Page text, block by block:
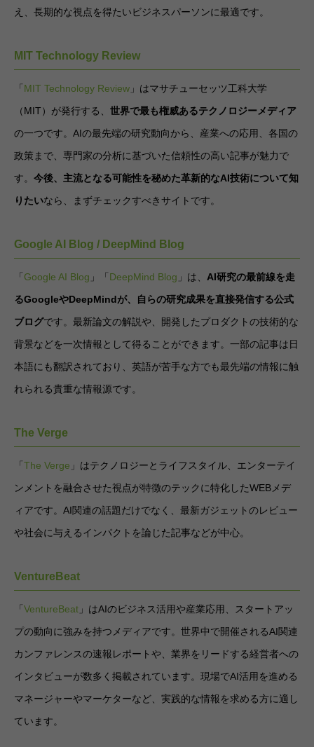
え、長期的な視点を得たいビジネスパーソンに最適です。
MIT Technology Review
「 MIT Technology Review 」はマサチューセッツ工科大学
（MIT）が発行する、 世界で最も権威あるテクノロジーメディア
の一つです。AIの最先端の研究動向から、産業への応用、各国の
政策まで、専門家の分析に基づいた信頼性の高い記事が魅力で
す。 今後、主流となる可能性を秘めた革新的なAI技術について知
りたいなら、まずチェックすべきサイトです。
Google AI Blog / DeepMind Blog
「 Google AI Blog 」「 DeepMind Blog 」は、 AI研究の最前線を走
るGoogleやDeepMindが、自らの研究成果を直接発信する公式
ブログです。最新論文の解説や、開発したプロダクトの技術的な
背景などを一次情報として得ることができます。一部の記事は日
本語にも翻訳されており、英語が苦手な方でも最先端の情報に触
れられる貴重な情報源です。
The Verge
「 The Verge 」はテクノロジーとライフスタイル、エンターテイ
ンメントを融合させた視点が特徴のテックに特化したWEBメデ
ィアです。AI関連の話題だけでなく、最新ガジェットのレビュー
や社会に与えるインパクトを論じた記事などが中心。
VentureBeat
「 VentureBeat 」はAIのビジネス活用や産業応用、スタートアッ
プの動向に強みを持つメディアです。世界中で開催されるAI関連
カンファレンスの速報レポートや、業界をリードする経営者への
インタビューが数多く掲載されています。現場でAI活用を進める
マネージャーやマーケターなど、実践的な情報を求める方に適し
ています。